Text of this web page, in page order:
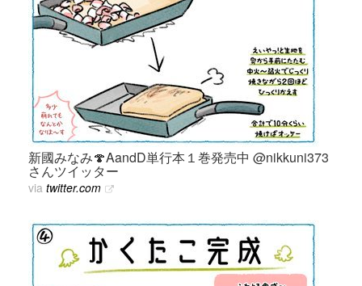
新國みなみ🍄AandD単行本１巻発売中 @nikkuni373
さんツイッター
via twitter.com